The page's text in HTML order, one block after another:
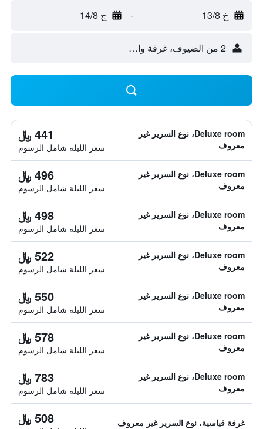
خ 13/8 - ج 14/8
2 من الضيوف، غرفة واحدة
Deluxe room، نوع السرير غير
معروف
441 ﷼
سعر الليلة شامل الرسوم
Deluxe room، نوع السرير غير
معروف
496 ﷼
سعر الليلة شامل الرسوم
Deluxe room، نوع السرير غير
معروف
498 ﷼
سعر الليلة شامل الرسوم
Deluxe room، نوع السرير غير
معروف
522 ﷼
سعر الليلة شامل الرسوم
Deluxe room، نوع السرير غير
معروف
550 ﷼
سعر الليلة شامل الرسوم
Deluxe room، نوع السرير غير
معروف
578 ﷼
سعر الليلة شامل الرسوم
Deluxe room، نوع السرير غير
معروف
783 ﷼
سعر الليلة شامل الرسوم
غرفة قياسية، نوع السرير غير معروف 508 ﷼